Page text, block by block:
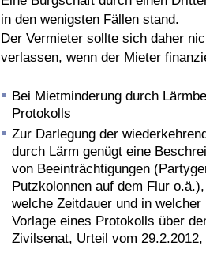
in den wenigsten Fällen stand.
Der Vermieter sollte sich daher
verlassen, wenn der Mieter
Bei Mietminderung durch
Protokolls
Zur Darlegung der
durch Lärm genügt eine
von Beeinträchtigungen
Putzkolonnen auf dem Flur
welche Zeitdauer und in
Vorlage eines Protokolls über
Zivilsenat, Urteil vom